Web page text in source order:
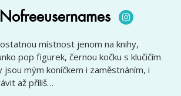
místnost jenom na knihy,
pop figurek, černou kočku s klučičím
jsou mým koníčkem i zaměstnáním, i
až příliš…